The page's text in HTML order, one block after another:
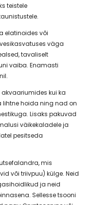
teistele
elatinoides või
väga
tavaliselt
vaiba. Enamasti
kui ka
lihtne hoida ning nad on
Lisaks pakuvad
väikekaladele ja
pesitseda
mis
või triivpuu) külge. Neid
ja neid
Sellesse tsooni